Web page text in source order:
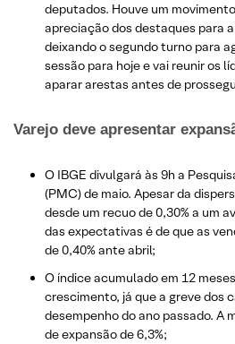
deputados. Houve um
apreciação dos destaques para
deixando o segundo turno para
sessão para hoje e vai reunir os
aparar arestas antes de
Varejo deve apresentar
O IBGE divulgará às 9h a
(PMC) de maio. Apesar da
desde um recuo de 0,30% a um
das expectativas é de que as
de 0,40% ante abril;
O índice acumulado em 12
crescimento, já que a greve dos
desempenho do ano passado. A
de expansão de 6,3%;